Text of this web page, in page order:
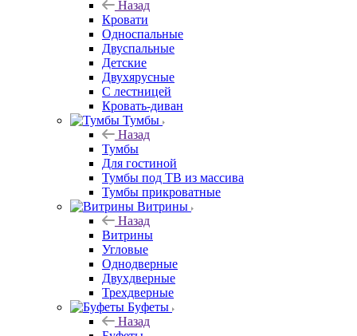
Назад
Кровати
Односпальные
Двуспальные
Детские
Двухярусные
С лестницей
Кровать-диван
Тумбы
Назад
Тумбы
Для гостиной
Тумбы под ТВ из массива
Тумбы прикроватные
Витрины
Назад
Витрины
Угловые
Однодверные
Двухдверные
Трехдверные
Буфеты
Назад